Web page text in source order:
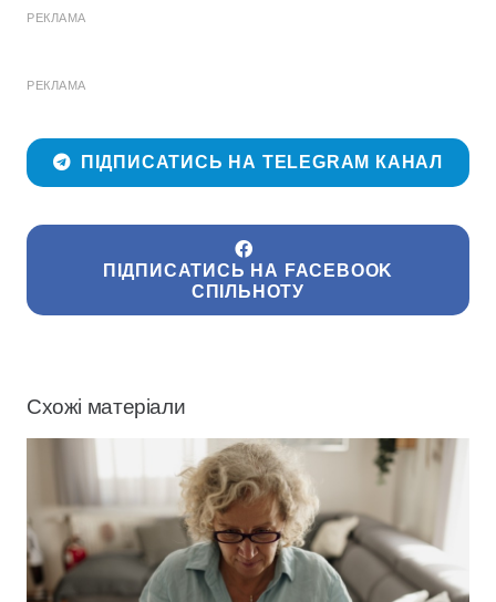
РЕКЛАМА
РЕКЛАМА
ПІДПИСАТИСЬ НА TELEGRAM КАНАЛ
ПІДПИСАТИСЬ НА FACEBOOK
СПІЛЬНОТУ
Схожі матеріали